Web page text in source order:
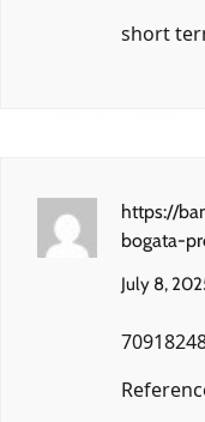
short
https://
bogata-
July 8,